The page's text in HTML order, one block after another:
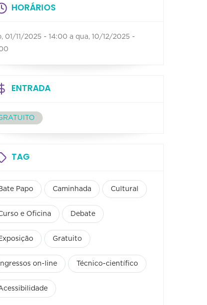
HORÁRIOS
01/11/2025 - 14:00 a qua, 10/12/2025 -
ENTRADA
TAG
Papo Caminhada Cultural
e Oficina Debate
Gratuito
Ingressos on-line Técnico-científico